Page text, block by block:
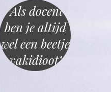
‘Als docent
ben je altijd
wel een beetje
vakidioot’